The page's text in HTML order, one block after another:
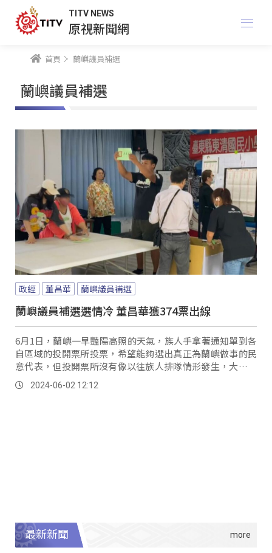
TITV NEWS
原視新聞網
首頁 蘭嶼議員補選
蘭嶼議員補選
政經 董昌華 蘭嶼議員補選
蘭嶼議員補選選情冷 董昌華獲374票出線
6月1日，蘭嶼一早豔陽高照的天氣，族人手拿著通知單到各
自區域的投開票所投票，希望能夠選出真正為蘭嶼做事的民
意代表，但投開票所沒有像以往族人排隊情形發生，大家分
別在不同時間前往投票，族人表示，這是蘭嶼首次缺額補
選，事件很突然，導致有的旅台族人無法返鄉投票，覺得喪
2024-06-02 12:12
最新新聞